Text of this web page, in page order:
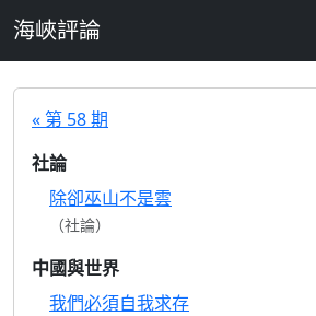
海峽評論
« 第 58 期
社論
除卻巫山不是雲
（社論）
中國與世界
我們必須自我求存